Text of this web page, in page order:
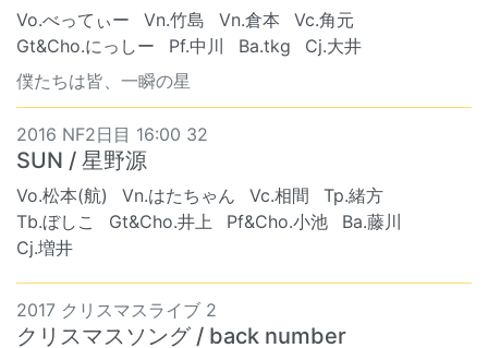
Vo.べってぃー Vn.竹島 Vn.倉本
Vc.角元
Gt&Cho.にっしー
Pf.中川 Ba.tkg
Cj.大井
僕たちは皆、一瞬の星
2016 NF2日目 16:00 32
SUN / 星野源
Vo.松本(航) Vn.はたちゃん Vc.相間
Tp.緒方
Tb.ぼしこ
Gt&Cho.井上 Pf&Cho.小池
Ba.藤川
Cj.増井
2017 クリスマスライブ 2
クリスマスソング / back number